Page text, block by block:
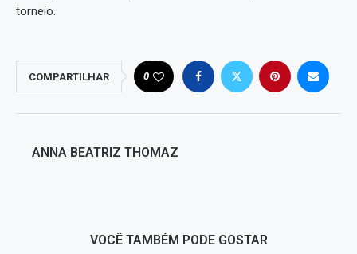
torneio.
COMPARTILHAR 0
ANNA BEATRIZ THOMAZ
VOCÊ TAMBÉM PODE GOSTAR